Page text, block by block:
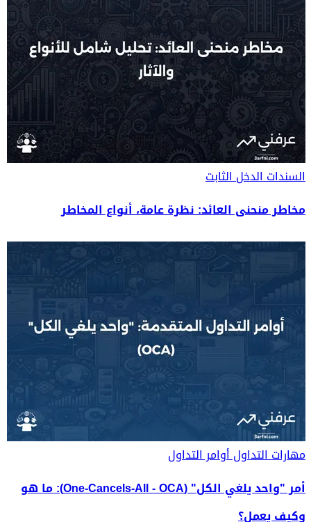
السنداتالدخل الثابت
مخاطر منحنى العائد: نظرة عامة، أنواع المخاطر
مهارات التداولأوامر التداول
أمر "واحد يلغي الكل" (One-Cancels-All - OCA): ما هو
وكيف يعمل؟